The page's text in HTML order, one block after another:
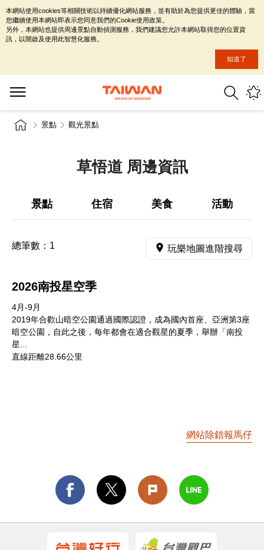
景點 觀光景點
草悟道 周邊資訊
景點 住宿 美食 活動
總筆數： 1 玩樂地圖進階搜尋
2026南投星空季
4月-9月
2019年合歡山暗空公園通過國際認證，成為國內首座、亞洲第3座
暗空公園，自此之後，每年都會在適合觀星的夏季，舉辦「南投
星...
直線距離28.66公里
網站除錯報馬仔
本網站使用cookies等相關技術以持續優化網站服務，並有助於為您提供更佳的體驗，當
您繼續使用本網站即表示您同意我們的Cookie使用政策。
另外，本網站也提供周邊景點自動偵測服務，我們建議您允許本網站取得您的位置資
訊，以開啟及使用此智慧化服務。
知道了